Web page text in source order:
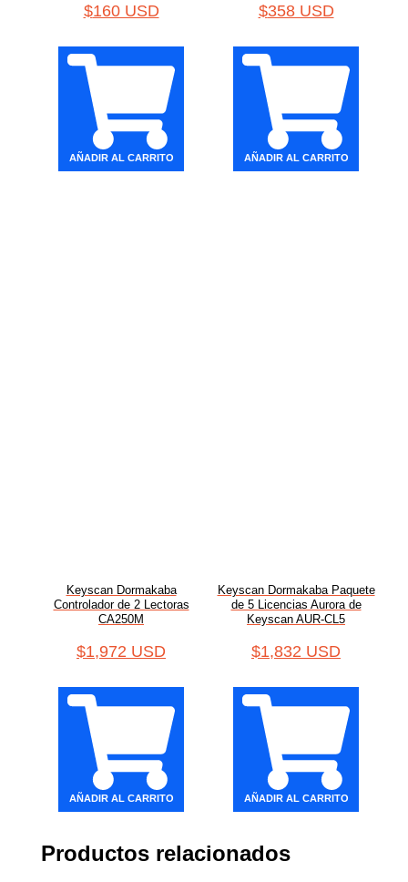
$160 USD
AÑADIR AL CARRITO
$358 USD
AÑADIR AL CARRITO
Keyscan Dormakaba
Controlador de 2 Lectoras
CA250M
$1,972 USD
AÑADIR AL CARRITO
Keyscan Dormakaba Paquete
de 5 Licencias Aurora de
Keyscan AUR-CL5
$1,832 USD
AÑADIR AL CARRITO
Productos relacionados